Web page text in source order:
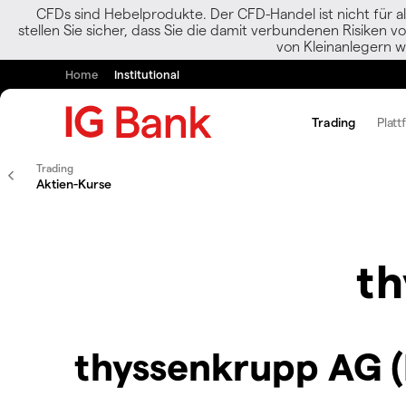
CFDs sind Hebelprodukte. Der CFD-Handel ist nicht für
stellen Sie sicher, dass Sie die damit verbundenen Risiken
von Kleinanlegern
Home Institutional
Trading
Trading
Aktien-Kurse
thyssenkrupp AG